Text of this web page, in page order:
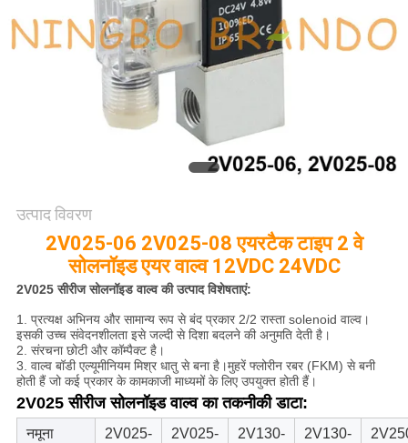
उत्पाद विवरण
2V025-06 2V025-08 एयरटैक टाइप 2 वे
सोलनॉइड एयर वाल्व 12VDC 24VDC
2V025 सीरीज सोलनॉइड वाल्व की उत्पाद विशेषताएं:
1. प्रत्यक्ष अभिनय और सामान्य रूप से बंद प्रकार 2/2 रास्ता solenoid वाल्व।
इसकी उच्च संवेदनशीलता इसे जल्दी से दिशा बदलने की अनुमति देती है।
2. संरचना छोटी और कॉम्पैक्ट है।
3. वाल्व बॉडी एल्यूमीनियम मिश्र धातु से बना है।मुहरें फ्लोरीन रबर (FKM) से बनी
होती हैं जो कई प्रकार के कामकाजी माध्यमों के लिए उपयुक्त होती हैं।
2V025 सीरीज सोलनॉइड वाल्व का तकनीकी डाटा:
नमूना
2V025-
2V025-
2V130-
2V130-